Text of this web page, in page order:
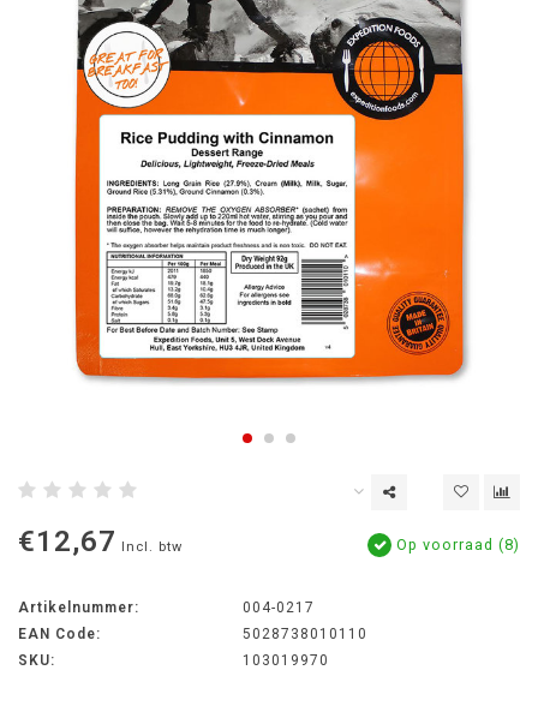
€12,67 Incl. btw Op voorraad (8)
Artikelnummer:
004-0217
EAN Code:
5028738010110
SKU:
103019970